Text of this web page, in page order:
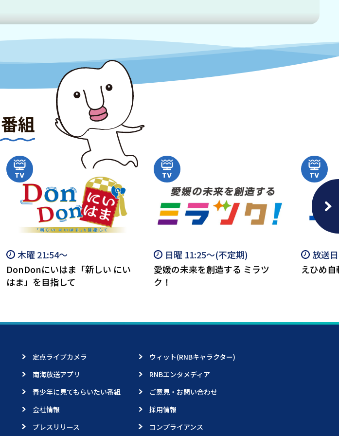
番組
木曜 21:54～
DonDonにいはま「新しい にい
はま」を目指して
日曜 11:25～(不定期)
愛媛の未来を創造する ミラツ
ク！
放送
えひめ
定点ライブカメラ
ウィット(RNBキャラクター)
南海放送アプリ
RNBエンタメディア
青少年に見てもらいたい番組
ご意見・お問い合わせ
会社情報
採用情報
プレスリリース
コンプライアンス